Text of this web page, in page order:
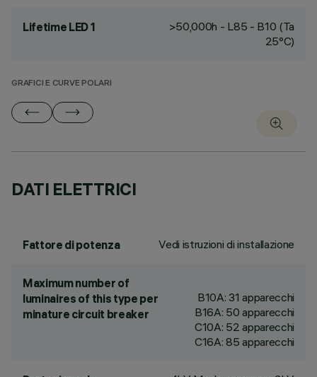
Lifetime LED 1
>50,000h - L85 - B10 (Ta
25°C)
GRAFICI E CURVE POLARI
DATI ELETTRICI
Fattore di potenza Vedi istruzioni di installazione
Maximum number of
luminaires of this type per
minature circuit breaker
B10A: 31 apparecchi
B16A: 50 apparecchi
C10A: 52 apparecchi
C16A: 85 apparecchi